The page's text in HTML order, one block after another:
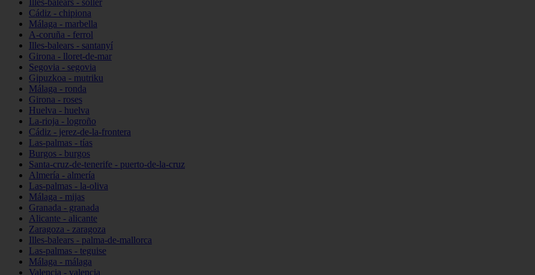
Illes-balears - sóller
Cádiz - chipiona
Málaga - marbella
A-coruña - ferrol
Illes-balears - santanyí
Girona - lloret-de-mar
Segovia - segovia
Gipuzkoa - mutriku
Málaga - ronda
Girona - roses
Huelva - huelva
La-rioja - logroño
Cádiz - jerez-de-la-frontera
Las-palmas - tías
Burgos - burgos
Santa-cruz-de-tenerife - puerto-de-la-cruz
Almería - almería
Las-palmas - la-oliva
Málaga - mijas
Granada - granada
Alicante - alicante
Zaragoza - zaragoza
Illes-balears - palma-de-mallorca
Las-palmas - teguise
Málaga - málaga
Valencia - valencia